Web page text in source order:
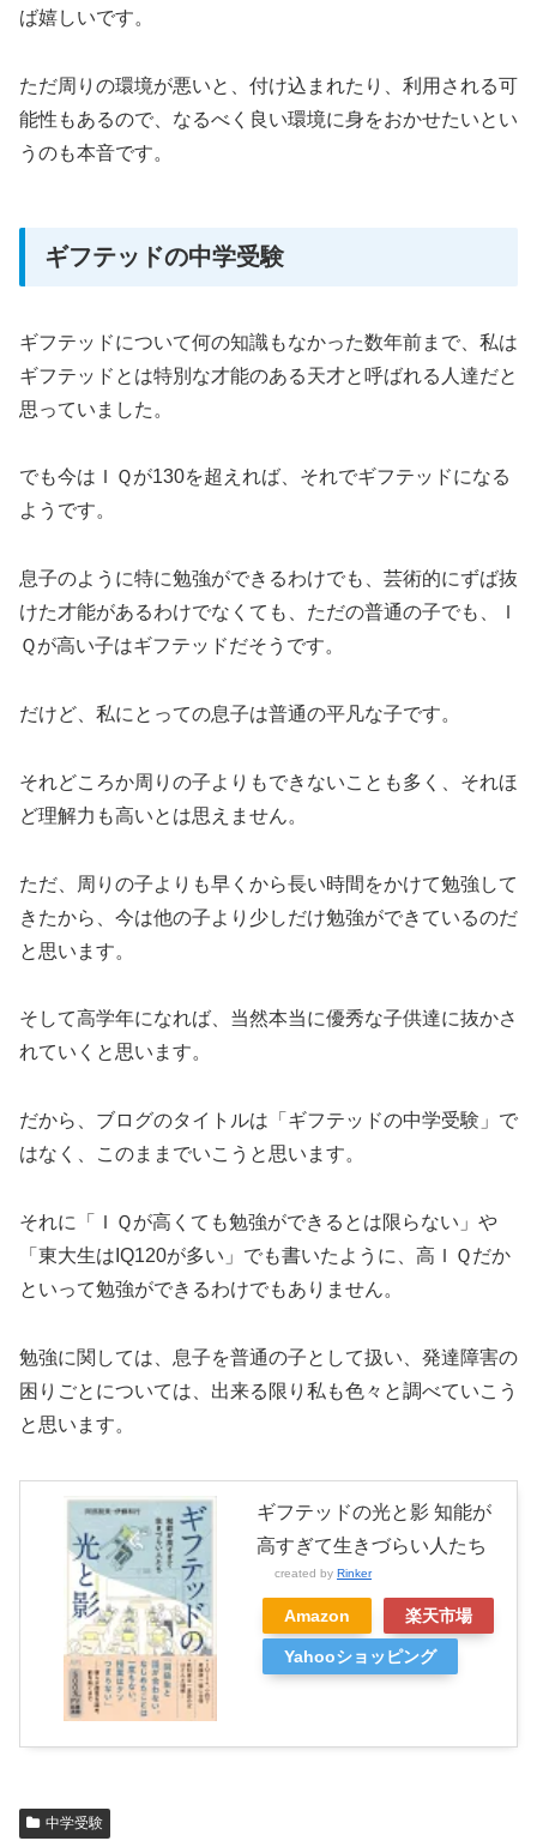
ば嬉しいです。
ただ周りの環境が悪いと、付け込まれたり、利用される可
能性もあるので、なるべく良い環境に身をおかせたいとい
うのも本音です。
ギフテッドの中学受験
ギフテッドについて何の知識もなかった数年前まで、私は
ギフテッドとは特別な才能のある天才と呼ばれる人達だと
思っていました。
でも今はＩＱが130を超えれば、それでギフテッドになる
ようです。
息子のように特に勉強ができるわけでも、芸術的にずば抜
けた才能があるわけでなくても、ただの普通の子でも、Ｉ
Ｑが高い子はギフテッドだそうです。
だけど、私にとっての息子は普通の平凡な子です。
それどころか周りの子よりもできないことも多く、それほ
ど理解力も高いとは思えません。
ただ、周りの子よりも早くから長い時間をかけて勉強して
きたから、今は他の子より少しだけ勉強ができているのだ
と思います。
そして高学年になれば、当然本当に優秀な子供達に抜かさ
れていくと思います。
だから、ブログのタイトルは「ギフテッドの中学受験」で
はなく、このままでいこうと思います。
それに「ＩＱが高くても勉強ができるとは限らない」や
「東大生はIQ120が多い」でも書いたように、高ＩＱだか
といって勉強ができるわけでもありません。
勉強に関しては、息子を普通の子として扱い、発達障害の
困りごとについては、出来る限り私も色々と調べていこう
と思います。
ギフテッドの光と影 知能が
高すぎて生きづらい人たち
created by Rinker
Amazon 楽天市場
Yahooショッピング
中学受験